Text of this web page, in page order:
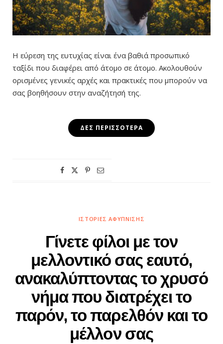
Η εύρεση της ευτυχίας είναι ένα βαθιά προσωπικό
ταξίδι που διαφέρει από άτομο σε άτομο. Ακολουθούν
ορισμένες γενικές αρχές και πρακτικές που μπορούν να
σας βοηθήσουν στην αναζήτησή της.
ΔΕΣ ΠΕΡΙΣΣΌΤΕΡΑ
ΙΣΤΟΡΊΕΣ ΑΦΎΠΝΙΣΗΣ
Γίνετε φίλοι με τον
μελλοντικό σας εαυτό,
ανακαλύπτοντας το χρυσό
νήμα που διατρέχει το
παρόν, το παρελθόν και το
μέλλον σας